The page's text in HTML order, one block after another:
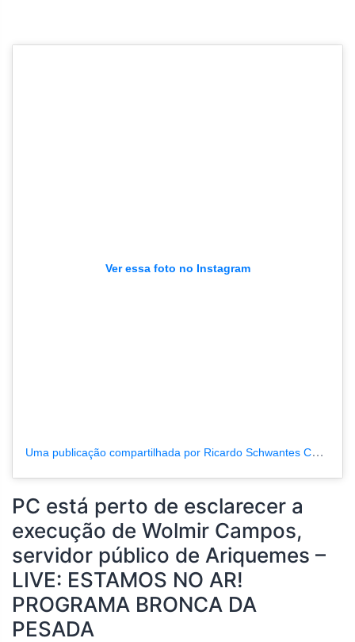
Ver essa foto no Instagram
Uma publicação compartilhada por Ricardo Schwantes Canal 35 (@ricardoschwantese)
PC está perto de esclarecer a
execução de Wolmir Campos,
servidor público de Ariquemes –
LIVE: ESTAMOS NO AR!
PROGRAMA BRONCA DA
PESADA